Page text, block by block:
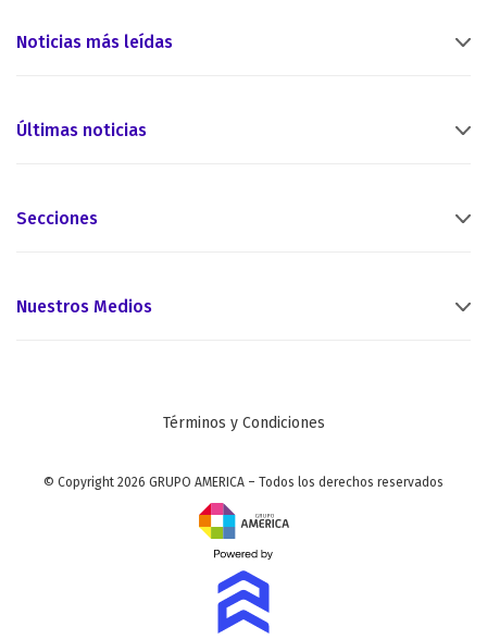
Noticias más leídas
Últimas noticias
Secciones
Nuestros Medios
Términos y Condiciones
© Copyright 2026 GRUPO AMERICA – Todos los derechos reservados